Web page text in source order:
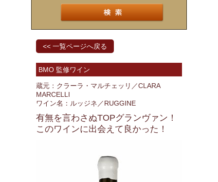
<< 一覧ページへ戻る
BMO 監修ワイン
蔵元：クラーラ・マルチェッリ／CLARA
MARCELLI
ワイン名：ルッジネ／RUGGINE
有無を言わさぬTOPグランヴァン！
このワインに出会えて良かった！